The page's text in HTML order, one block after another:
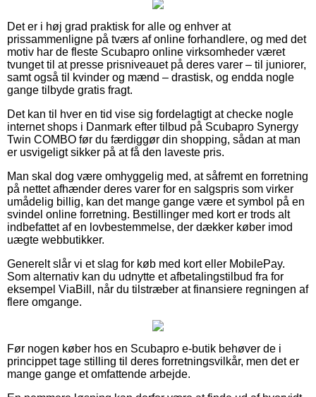
Det er i høj grad praktisk for alle og enhver at
prissammenligne på tværs af online forhandlere, og med det
motiv har de fleste Scubapro online virksomheder været
tvunget til at presse prisniveauet på deres varer – til juniorer,
samt også til kvinder og mænd – drastisk, og endda nogle
gange tilbyde gratis fragt.
Det kan til hver en tid vise sig fordelagtigt at checke nogle
internet shops i Danmark efter tilbud på Scubapro Synergy
Twin COMBO før du færdiggør din shopping, sådan at man
er usvigeligt sikker på at få den laveste pris.
Man skal dog være omhyggelig med, at såfremt en forretning
på nettet afhænder deres varer for en salgspris som virker
umådelig billig, kan det mange gange være et symbol på en
svindel online forretning. Bestillinger med kort er trods alt
indbefattet af en lovbestemmelse, der dækker køber imod
uægte webbutikker.
Generelt slår vi et slag for køb med kort eller MobilePay.
Som alternativ kan du udnytte et afbetalingstilbud fra for
eksempel ViaBill, når du tilstræber at finansiere regningen af
flere omgange.
Før nogen køber hos en Scubapro e-butik behøver de i
princippet tage stilling til deres forretningsvilkår, men det er
mange gange et omfattende arbejde.